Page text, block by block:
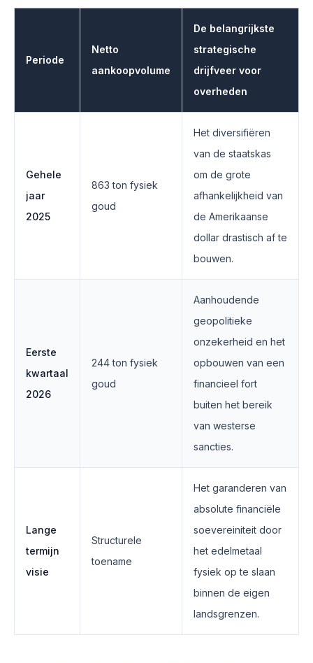
Periode
Netto
aankoopvolume
De belangrijkste
strategische
drijfveer voor
overheden
Gehele
jaar
2025
863 ton fysiek
goud
Het diversifiëren
van de staatskas
om de grote
afhankelijkheid van
de Amerikaanse
dollar drastisch af te
bouwen.
Eerste
kwartaal
2026
244 ton fysiek
goud
Aanhoudende
geopolitieke
onzekerheid en het
opbouwen van een
financieel fort
buiten het bereik
van westerse
sancties.
Lange
termijn
visie
Structurele
toename
Het garanderen van
absolute financiële
soevereiniteit door
het edelmetaal
fysiek op te slaan
binnen de eigen
landsgrenzen.